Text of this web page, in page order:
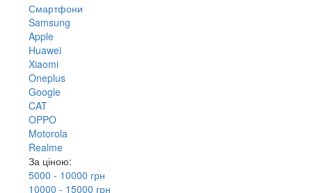
Смартфони
Samsung
Apple
Huawei
Xiaomi
Oneplus
Google
CAT
OPPO
Motorola
Realme
За ціною:
5000 - 10000 грн
10000 - 15000 грн